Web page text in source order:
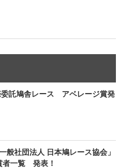
委託鳩舎レース アベレージ賞発
般社団法人 日本鳩レース協会」
者一覧 発表！